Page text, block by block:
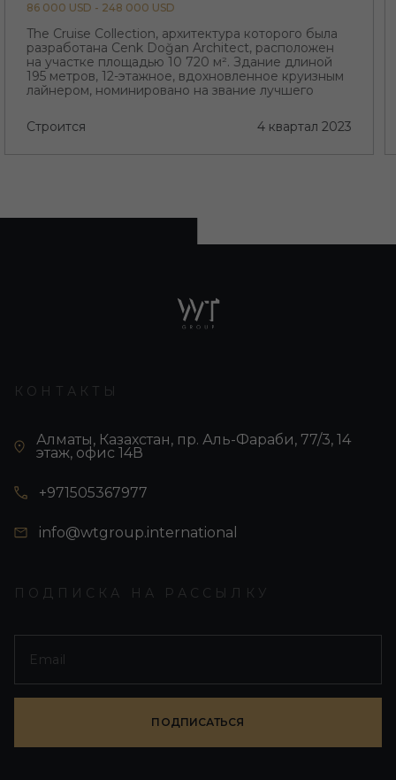
86 000 USD - 248 000 USD
The Cruise Collection, архитектура которого была
разработана Cenk Doğan Architect, расположен
на участке площадью 10 720 м². Здание длиной
195 метров, 12-этажное, вдохновленное круизным
лайнером, номинировано на звание лучшего
Строится
4 квартал 2023
КОНТАКТЫ
Алматы, Казахстан, пр. Аль-Фараби, 77/3, 14
этаж, офис 14В
+971505367977
info@wtgroup.international
ПОДПИСКА НА РАССЫЛКУ
ПОДПИСАТЬСЯ